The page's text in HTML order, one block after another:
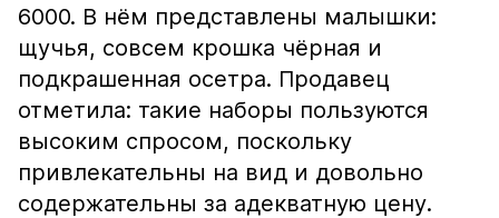
6000. В нём представлены малышки:
щучья, совсем крошка чёрная и
подкрашенная осетра. Продавец
отметила: такие наборы пользуются
высоким спросом, поскольку
привлекательны на вид и довольно
содержательны за адекватную цену.